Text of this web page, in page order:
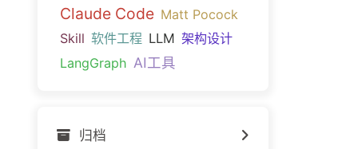
Claude Code Matt Pocock
Skill 软件工程 LLM 架构设计
LangGraph AI工具
归档